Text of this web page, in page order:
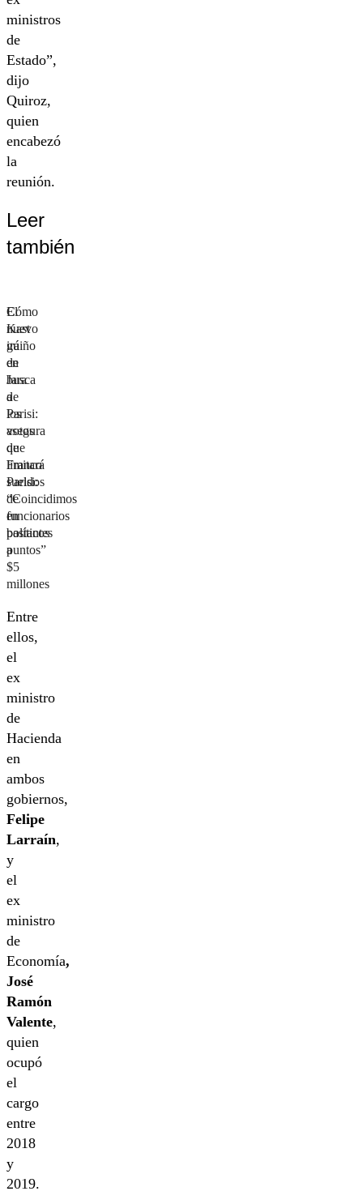
ministros
de
Estado”,
dijo
Quiroz,
quien
encabezó
la
reunión.
Leer
también
El
nuevo
guiño
de
Jara
a
Parisi:
asegura
que
limitará
sueldos
de
funcionarios
políticos
a
$5
millones
Cómo
Kast
irá
en
busca
de
los
votos
de
Franco
Parisi:
“Coincidimos
en
bastantes
puntos”
Entre
ellos,
el
ex
ministro
de
Hacienda
en
ambos
gobiernos,
Felipe
Larraín,
y
el
ex
ministro
de
Economía,
José
Ramón
Valente,
quien
ocupó
el
cargo
entre
2018
y
2019.